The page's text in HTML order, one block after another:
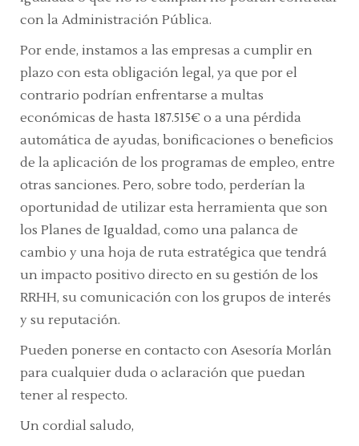
con la Administración Pública.
Por ende, instamos a las empresas a cumplir en
plazo con esta obligación legal, ya que por el
contrario podrían enfrentarse a multas
económicas de hasta 187.515€ o a una pérdida
automática de ayudas, bonificaciones o beneficios
de la aplicación de los programas de empleo, entre
otras sanciones. Pero, sobre todo, perderían la
oportunidad de utilizar esta herramienta que son
los Planes de Igualdad, como una palanca de
cambio y una hoja de ruta estratégica que tendrá
un impacto positivo directo en su gestión de los
RRHH, su comunicación con los grupos de interés
y su reputación.
Pueden ponerse en contacto con Asesoría Morlán
para cualquier duda o aclaración que puedan
tener al respecto.
Un cordial saludo,